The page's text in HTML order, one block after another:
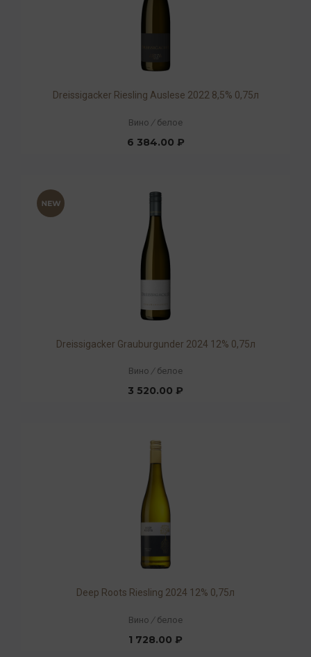
Dreissigacker Riesling Auslese 2022 8,5% 0,75л
Вино / белое
6 384.00 ₽
Dreissigacker Grauburgunder 2024 12% 0,75л
Вино / белое
3 520.00 ₽
Deep Roots Riesling 2024 12% 0,75л
Вино / белое
1 728.00 ₽